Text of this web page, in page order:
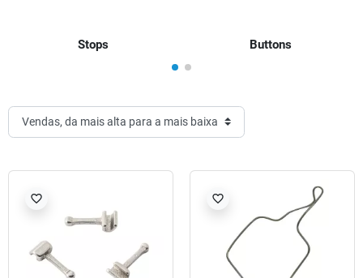
Stops Buttons
favorite_border favorite_border